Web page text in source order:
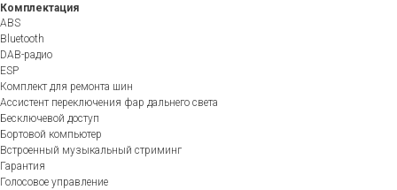
Комплектация
ABS
Bluetooth
DAB-радио
ESP
Комплект для ремонта шин
Ассистент переключения фар дальнего света
Бесключевой доступ
Бортовой компьютер
Встроенный музыкальный стриминг
Гарантия
Голосовое управление